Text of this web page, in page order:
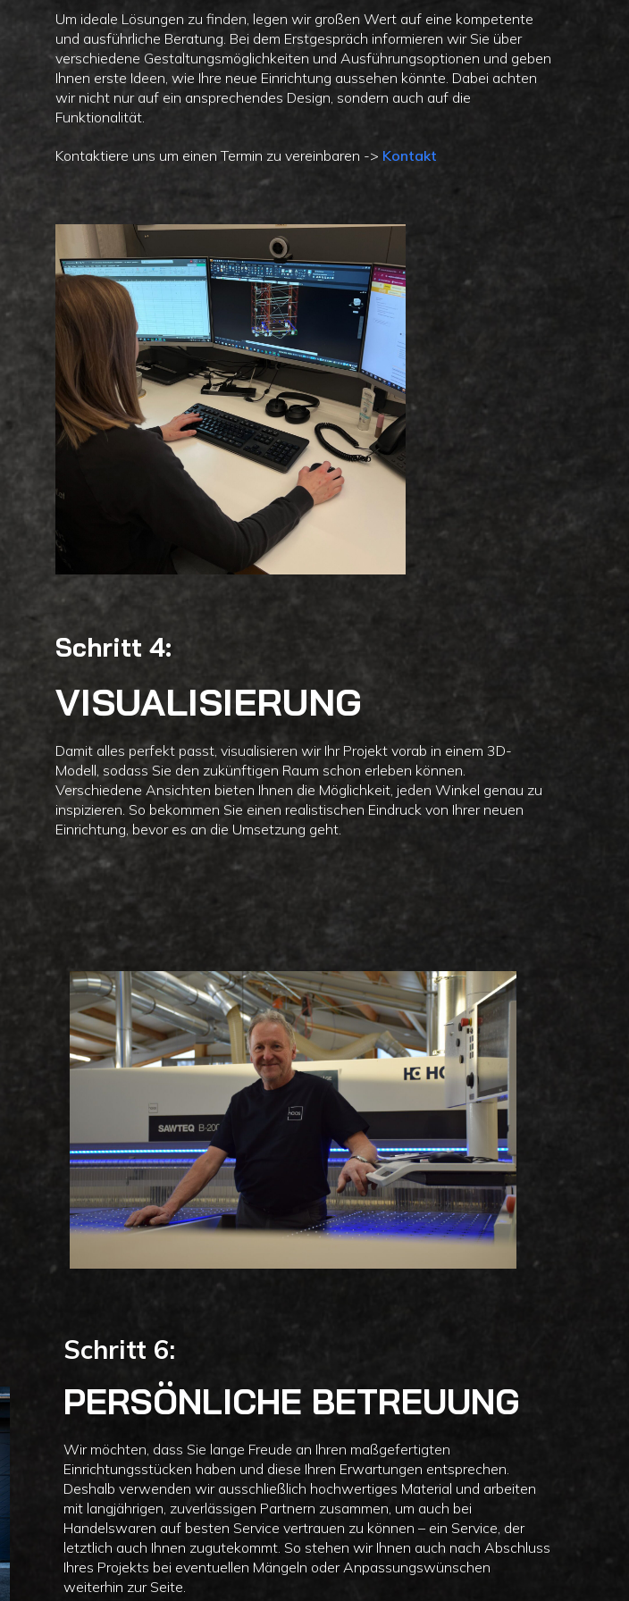
Um ideale Lösungen zu finden, legen wir großen Wert auf eine kompetente
und ausführliche Beratung. Bei dem Erstgespräch informieren wir Sie über
verschiedene Gestaltungsmöglichkeiten und Ausführungsoptionen und geben
Ihnen erste Ideen, wie Ihre neue Einrichtung aussehen könnte. Dabei achten
wir nicht nur auf ein ansprechendes Design, sondern auch auf die
Funktionalität.
Kontaktiere uns um einen Termin zu vereinbaren -> Kontakt
Schritt 4:
VISUALISIERUNG
Damit alles perfekt passt, visualisieren wir Ihr Projekt vorab in einem 3D-
Modell, sodass Sie den zukünftigen Raum schon erleben können.
Verschiedene Ansichten bieten Ihnen die Möglichkeit, jeden Winkel genau zu
inspizieren. So bekommen Sie einen realistischen Eindruck von Ihrer neuen
Einrichtung, bevor es an die Umsetzung geht.
Schritt 6:
PERSÖNLICHE BETREUUNG
Wir möchten, dass Sie lange Freude an Ihren maßgefertigten
Einrichtungsstücken haben und diese Ihren Erwartungen entsprechen.
Deshalb verwenden wir ausschließlich hochwertiges Material und arbeiten
mit langjährigen, zuverlässigen Partnern zusammen, um auch bei
Handelswaren auf besten Service vertrauen zu können – ein Service, der
letztlich auch Ihnen zugutekommt. So stehen wir Ihnen auch nach Abschluss
Ihres Projekts bei eventuellen Mängeln oder Anpassungswünschen
weiterhin zur Seite.